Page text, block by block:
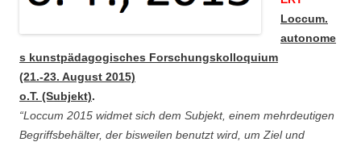
Loccum.
autonome
s kunstpädagogisches Forschungskolloquium
(21.-23. August 2015)
o.T. (Subjekt).
“Loccum 2015 widmet sich dem Subjekt, einem mehrdeutigen
Begriffsbehälter, der bisweilen benutzt wird, um Ziel und